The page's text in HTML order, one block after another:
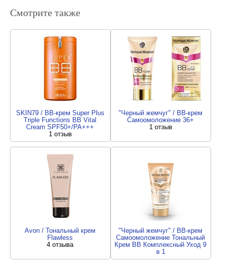
Смотрите также
SKIN79 / BB-крем Super Plus
Triple Functions BB Vital
Cream SPF50+/PA+++
1 отзыв
"Черный жемчуг" / ВВ-крем
Самоомоложение 36+
1 отзыв
Avon / Тональный крем
Flawless
4 отзыва
"Черный жемчуг" / ВВ-крем
Самоомоложение Тональный
Крем ВВ Комплексный Уход 9
в 1
2 отзыва